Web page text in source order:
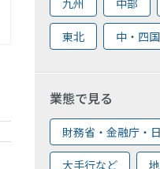
九州 中部
東北 中・四国
業態で見る
財務省・金融庁・
大手行など